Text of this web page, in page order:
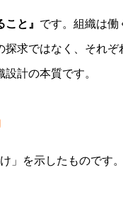
と』 です。組織は働
求ではなく、それ
計の本質です。
」を示したものです。